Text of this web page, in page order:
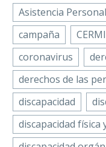
2021.
que
La
de
por
de la…
El presidente de la
Confederación
Personas con
u Orgánica
Queiruga, explicó
entrevista…
27 Dic 2021
Asistencia Personal
campaña
CERMI
coronavirus
derechos de las
discapacidad
discapacidad física